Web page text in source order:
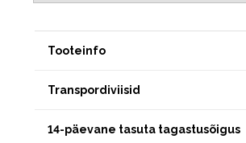
Tooteinfo
Transpordiviisid
14-päevane tasuta tagastusõigus